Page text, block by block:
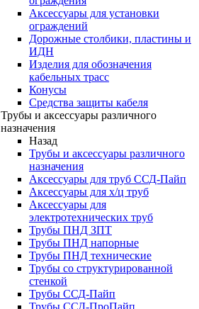
Аксессуары для установки
ограждений
Дорожные столбики, пластины и
ИДН
Изделия для обозначения
кабельных трасс
Конусы
Средства защиты кабеля
Трубы и аксессуары различного
назначения
Назад
Трубы и аксессуары различного
назначения
Аксессуары для труб ССД-Пайп
Аксессуары для х/ц труб
Аксессуары для
электротехнических труб
Трубы ПНД ЗПТ
Трубы ПНД напорные
Трубы ПНД технические
Трубы со структурированной
стенкой
Трубы ССД-Пайп
Трубы ССД-ПроПайп